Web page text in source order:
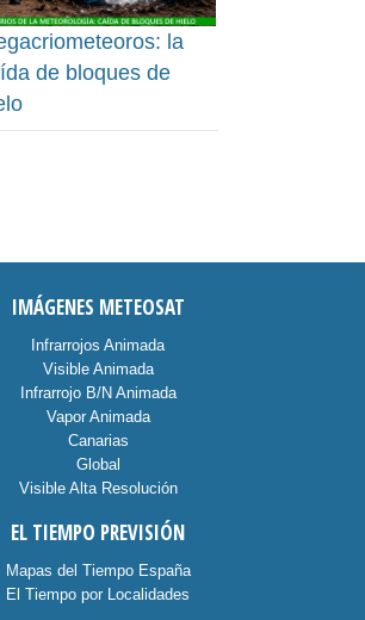
la
de bloques de
IMÁGENES METEOSAT
Infrarrojos Animada
Visible Animada
Infrarrojo B/N Animada
Vapor Animada
Canarias
Global
Visible Alta Resolución
EL TIEMPO PREVISIÓN
Mapas del Tiempo España
El Tiempo por Localidades